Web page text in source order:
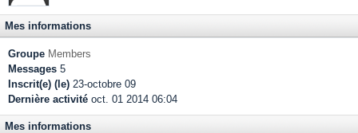
Mes informations
Groupe Members
Messages 5
Inscrit(e) (le) 23-octobre 09
Dernière activité oct. 01 2014 06:04
Mes informations